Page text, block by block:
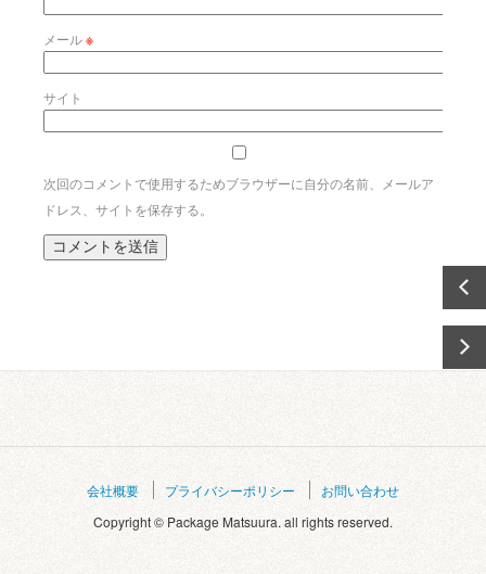
メール※
サイト
次回のコメントで使用するためブラウザーに自分の名前、メールア
ドレス、サイトを保存する。
会社概要 プライバシーポリシー
お問い合わせ
Copyright © Package Matsuura. all rights reserved.